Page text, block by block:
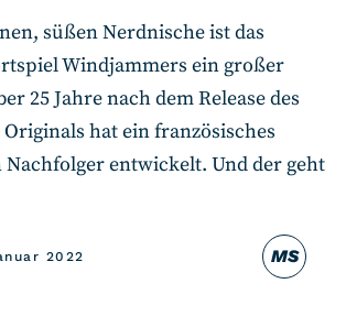
MS
2022
süßen Nerdnische ist das
Windjammers ein großer
25 Jahre nach dem Release des
hat ein französisches
Nachfolger entwickelt. Und der geht